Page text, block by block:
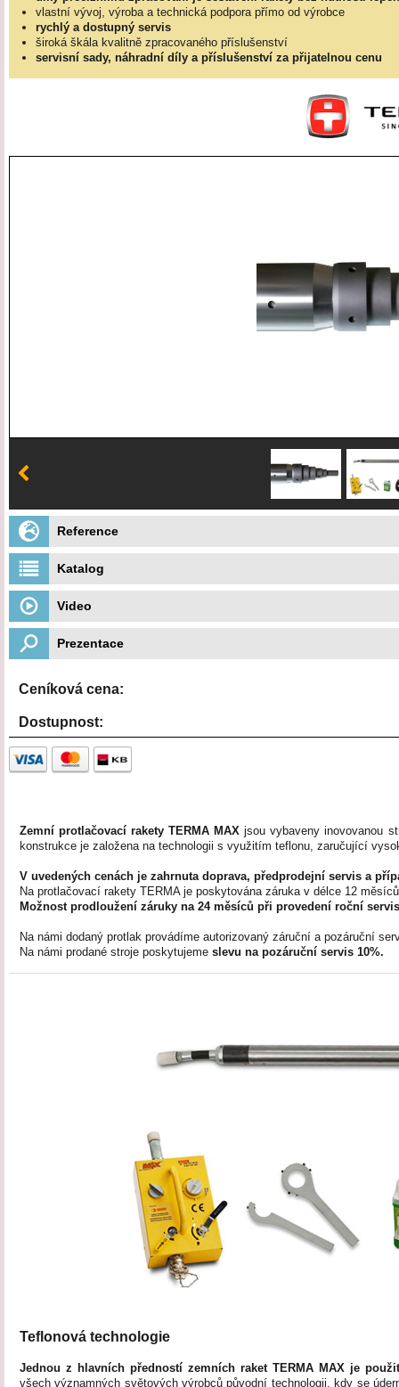
vlastní vývoj, výroba a technická podpora přímo od výrobce
rychlý a dostupný servis
široká škála kvalitně zpracovaného příslušenství
servisní sady, náhradní díly a příslušenství za přijatelnou cenu
Reference
Katalog
Video
Prezentace
Ceníková cena:
Dostupnost:
Zemní protlačovací rakety TERMA MAX jsou vybaveny inovovanou
konstrukce je založena na technologii s využitím teflonu, zaručující
V uvedených cenách je zahrnuta doprava, předprodejní servis a
Na protlačovací rakety TERMA je poskytována záruka v délce 12
Možnost prodloužení záruky na 24 měsíců při provedení roční
Na námi dodaný protlak provádíme autorizovaný záruční a pozáruční
Na námi prodané stroje poskytujeme slevu na pozáruční servis 10%.
Teflonová technologie
Jednou z hlavních předností zemních raket TERMA MAX je
všech významných světových výrobců původní technologii, kdy se